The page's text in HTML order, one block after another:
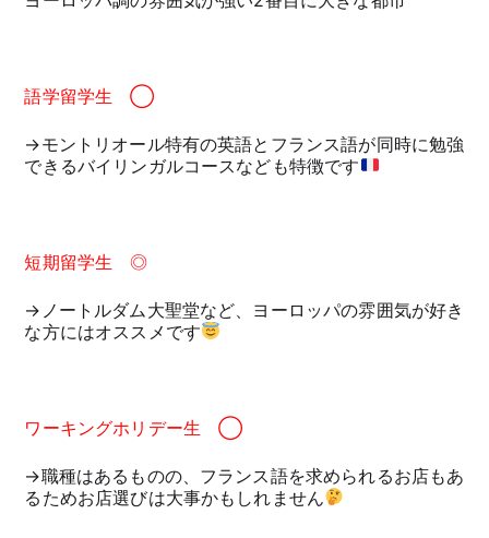
語学留学生 ◯
→モントリオール特有の英語とフランス語が同時に勉強
できるバイリンガルコースなども特徴です
短期留学生 ◎
→ノートルダム大聖堂など、ヨーロッパの雰囲気が好き
な方にはオススメです
ワーキングホリデー生 ◯
→職種はあるものの、フランス語を求められるお店もあ
るためお店選びは大事かもしれません